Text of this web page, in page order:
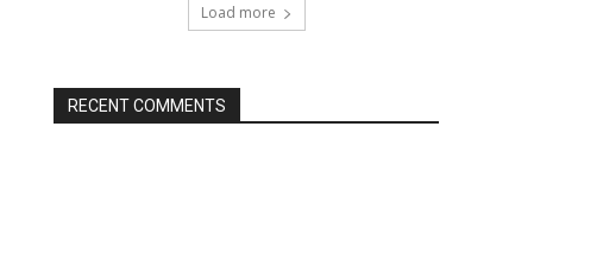
Load more
RECENT COMMENTS